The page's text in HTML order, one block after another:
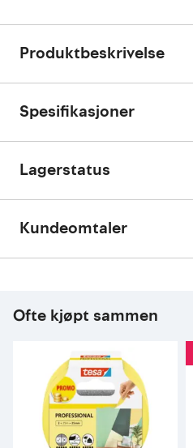
Produktbeskrivelse
Spesifikasjoner
Lagerstatus
Kundeomtaler
Ofte kjøpt sammen